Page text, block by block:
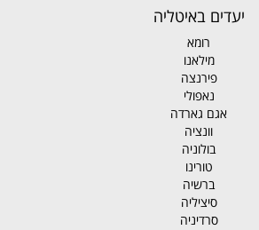
יעדים באיטליה
רומא
מילאנו
פירנצה
נאפולי
אגם גארדה
וונציה
בולוניה
טורינו
ברשיה
סיציליה
סרדיניה